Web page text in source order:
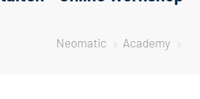
Neomatic 5 Academy 5